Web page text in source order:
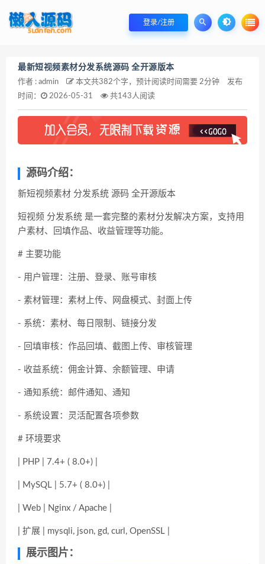
登录/注册
最新短视频素材分发系统源码 全开源版本
作者 : admin 本文共382个字，预计阅读时间需要 2分钟
发布
时间：
2026-05-31 共143人阅读
源码介绍：
新短视频素材 分发系统 源码 全开源版本
短视频 分发系统 是一套完整的素材分发解决方案，支持用
户素材、回填作品、收益管理等功能。
# 主要功能
- 用户管理：注册、登录、账号审核
- 素材管理：素材上传、网盘模式、封面上传
- 系统：素材、每日限制、链接分发
- 回填审核：作品回填、截图上传、审核管理
- 收益系统：佣金计算、余额管理、申请
- 通知系统：邮件通知、通知
- 系统设置：灵活配置各项参数
# 环境要求
| PHP | 7.4+ ( 8.0+) |
| MySQL | 5.7+ ( 8.0+) |
| Web | Nginx / Apache |
| 扩展 | mysqli, json, gd, curl, OpenSSL |
展示图片：